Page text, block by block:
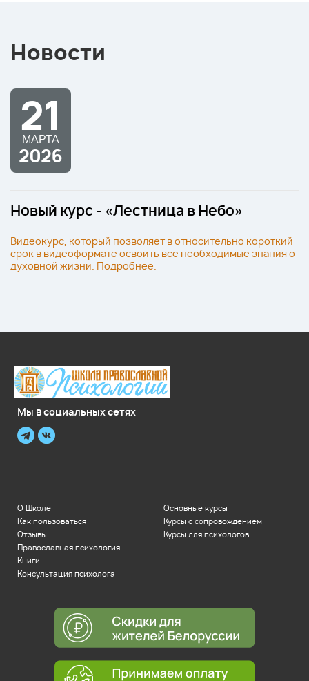
Новости
21
МАРТА
2026
Новый курс - «Лестница в Небо»
Видеокурс, который позволяет в относительно короткий
срок в видеоформате освоить все необходимые знания о
духовной жизни. Подробнее.
Мы в социальных сетях
Основные курсы
Курсы с сопровождением
Курсы для психологов
О Школе
Как пользоваться
Отзывы
Православная психология
Книги
Консультация психолога